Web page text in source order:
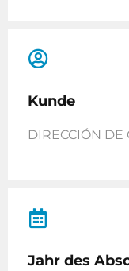
Kunde
DIRECCIÓN DE
Jahr des